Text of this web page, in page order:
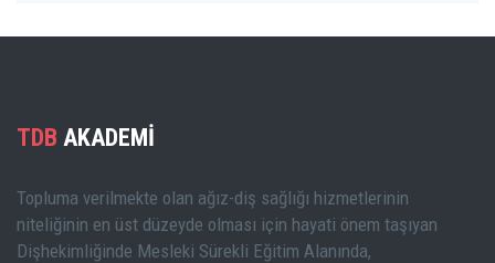
TDB AKADEMİ
Topluma verilmekte olan ağız-diş sağlığı hizmetlerinin
niteliğinin en üst düzeyde olması için hayati önem taşıyan
Dişhekimliğinde Mesleki Sürekli Eğitim Alanında,